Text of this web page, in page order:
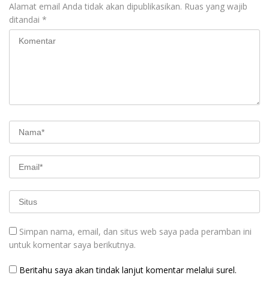
Alamat email Anda tidak akan dipublikasikan. Ruas yang wajib
ditandai *
Simpan nama, email, dan situs web saya pada peramban ini
untuk komentar saya berikutnya.
Beritahu saya akan tindak lanjut komentar melalui surel.